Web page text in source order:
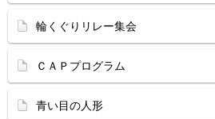
輪くぐりリレー集会
ＣＡＰプログラム
青い目の人形